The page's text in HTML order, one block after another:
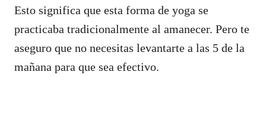
Esto significa que esta forma de yoga se
practicaba tradicionalmente al amanecer. Pero te
aseguro que no necesitas levantarte a las 5 de la
mañana para que sea efectivo.